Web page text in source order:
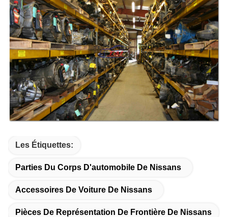
Les Étiquettes:
Parties Du Corps D'automobile De Nissans
Accessoires De Voiture De Nissans
Pièces De Représentation De Frontière De Nissans